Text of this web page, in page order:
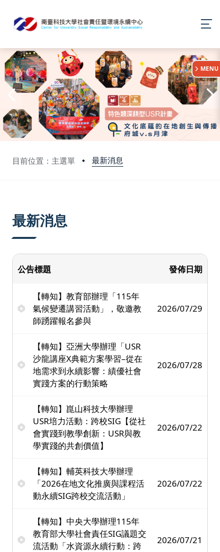
目前位置：主選單 最新消息
:::
MENU
最新消息
公告標題 發佈日期
【轉知】教育部辦理「115年
氣候變遷講習活動」，敬邀教
師踴躍報名參與
2026/07/29
【轉知】亞洲大學辦理「USR
沙龍講座X典範方案學習–從在
地需求到永續影響：績優社會
實踐方案的行動策略
2026/07/28
【轉知】崑山科技大學辦理
USR培力活動：跨校SIG【從社
會實踐到教學創新：USR與教
學實踐的共創價值】
2026/07/22
【轉知】輔英科技大學辦理
「2026在地文化推廣與課程活
動永續SIG跨校交流活動」
2026/07/22
【轉知】中央大學辦理115年
教育部大學社會責任SIG議題交
流活動「水資源永續行動：跨
2026/07/21